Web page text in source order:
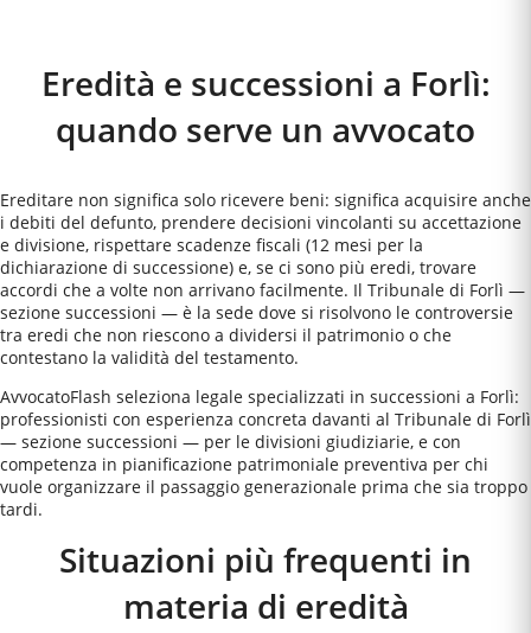
Eredità e successioni a Forlì:
quando serve un avvocato
Ereditare non significa solo ricevere beni: significa acquisire anche
i debiti del defunto, prendere decisioni vincolanti su accettazione
e divisione, rispettare scadenze fiscali (12 mesi per la
dichiarazione di successione) e, se ci sono più eredi, trovare
accordi che a volte non arrivano facilmente. Il Tribunale di Forlì —
sezione successioni — è la sede dove si risolvono le controversie
tra eredi che non riescono a dividersi il patrimonio o che
contestano la validità del testamento.
AvvocatoFlash seleziona legale specializzati in successioni a Forlì:
professionisti con esperienza concreta davanti al Tribunale di Forlì
— sezione successioni — per le divisioni giudiziarie, e con
competenza in pianificazione patrimoniale preventiva per chi
vuole organizzare il passaggio generazionale prima che sia troppo
tardi.
Situazioni più frequenti in
materia di eredità